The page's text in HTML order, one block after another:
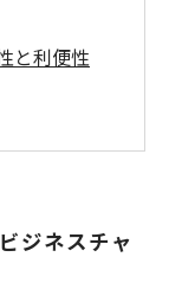
と利便性
配送の特徴
するための
ジネスチャ